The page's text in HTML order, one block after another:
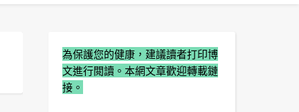
為保護您的健康，建議讀者打印博
文進行閲讀。本網文章歡迎轉載鏈
接。